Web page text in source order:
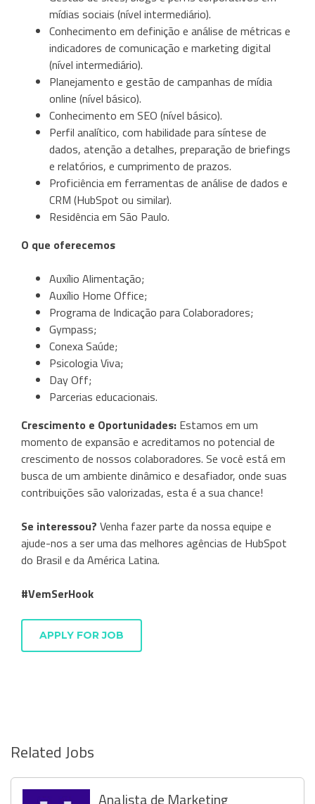
mídias sociais (nível intermediário).
Conhecimento em definição e análise de métricas e
indicadores de comunicação e marketing digital
(nível intermediário).
Planejamento e gestão de campanhas de mídia
online (nível básico).
Conhecimento em SEO (nível básico).
Perfil analítico, com habilidade para síntese de
dados, atenção a detalhes, preparação de briefings
e relatórios, e cumprimento de prazos.
Proficiência em ferramentas de análise de dados e
CRM (HubSpot ou similar).
Residência em São Paulo.
O que oferecemos
Auxílio Alimentação;
Auxílio Home Office;
Programa de Indicação para Colaboradores;
Gympass;
Conexa Saúde;
Psicologia Viva;
Day Off;
Parcerias educacionais.
Crescimento e Oportunidades: Estamos em um
momento de expansão e acreditamos no potencial de
crescimento de nossos colaboradores. Se você está em
busca de um ambiente dinâmico e desafiador, onde suas
contribuições são valorizadas, esta é a sua chance!
Se interessou? Venha fazer parte da nossa equipe e
ajude-nos a ser uma das melhores agências de HubSpot
do Brasil e da América Latina.
#VemSerHook
APPLY FOR JOB
Related Jobs
Analista de Marketing